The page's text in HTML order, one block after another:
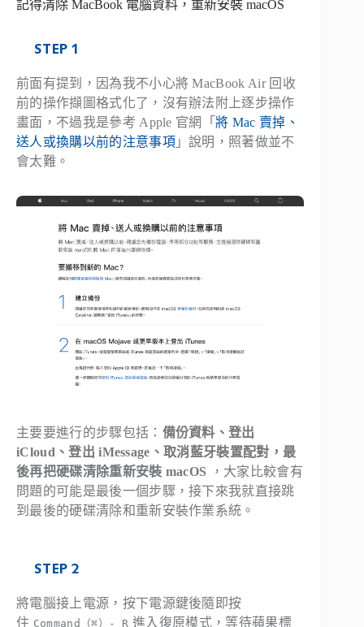
記得清除 MacBook 電腦資料，重新安裝 macOS
STEP 1
前面有提到，因為我不小心將 MacBook Air 回收
前的操作擷圖格式化了，沒有辦法附上逐步操作
畫面，不過我是參考 Apple 官網「將 Mac 賣掉、
送人或換購以前的注意事項 」說明，照著做並不
會太難。
主要要進行的步驟包括： 備份資料、登出
iCloud、登出 iMessage、取消藍牙裝置配對，最
後再把硬碟清除重新安裝 macOS ，大家比較會有
問題的可能是最後一個步驟，接下來我就直接跳
到最後的硬碟清除和重新安裝作業系統。
STEP 2
將電腦接上電源，按下電源鍵後隨即按
住 Command（⌘）- R 進入復原模式，等待蘋果標